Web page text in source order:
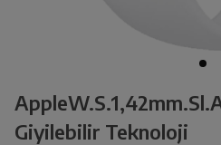
Giyilebilir Teknoloji